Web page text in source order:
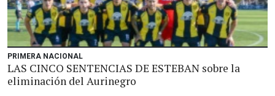
PRIMERA NACIONAL
LAS CINCO SENTENCIAS DE ESTEBAN sobre la
eliminación del Aurinegro